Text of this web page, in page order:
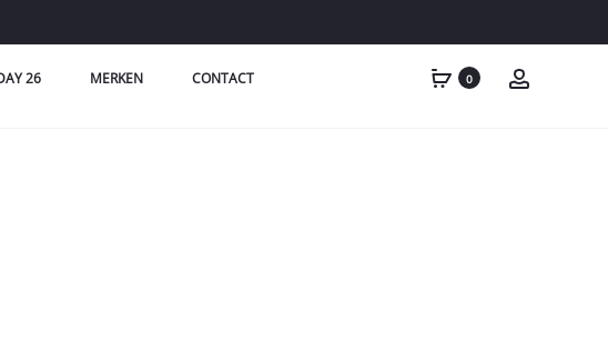
26 MERKEN CONTACT 0